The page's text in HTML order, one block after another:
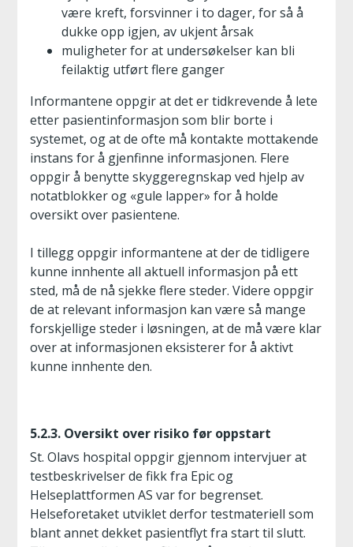
være kreft, forsvinner i to dager, for så å
dukke opp igjen, av ukjent årsak
muligheter for at undersøkelser kan bli
feilaktig utført flere ganger
Informantene oppgir at det er tidkrevende å lete
etter pasientinformasjon som blir borte i
systemet, og at de ofte må kontakte mottakende
instans for å gjenfinne informasjonen. Flere
oppgir å benytte skyggeregnskap ved hjelp av
notatblokker og «gule lapper» for å holde
oversikt over pasientene.
I tillegg oppgir informantene at der de tidligere
kunne innhente all aktuell informasjon på ett
sted, må de nå sjekke flere steder. Videre oppgir
de at relevant informasjon kan være så mange
forskjellige steder i løsningen, at de må være klar
over at informasjonen eksisterer for å aktivt
kunne innhente den.
5.2.3. Oversikt over risiko før oppstart
St. Olavs hospital oppgir gjennom intervjuer at
testbeskrivelser de fikk fra Epic og
Helseplattformen AS var for begrenset.
Helseforetaket utviklet derfor testmateriell som
blant annet dekket pasientflyt fra start til slutt.